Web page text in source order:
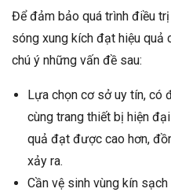
Để đảm bảo quá trình điều
sóng xung kích đạt hiệu quả
chú ý những vấn đề sau:
Lựa chọn cơ sở uy tín, có
cùng trang thiết bị hiện
quả đạt được cao hơn,
xảy ra.
Cần vệ sinh vùng kín